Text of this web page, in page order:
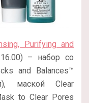
Purifying and
– набор со
and Balances™
маской Clear
to Clear Pores